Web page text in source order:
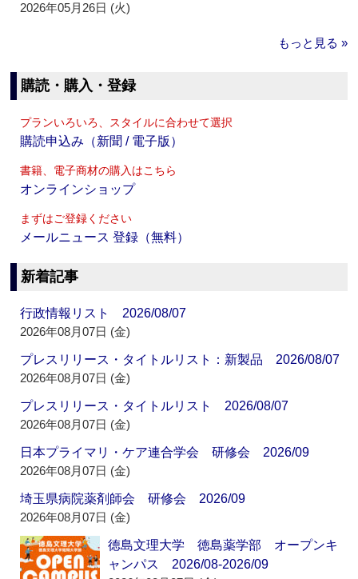
2026年05月26日 (火)
もっと見る »
購読・購入・登録
プランいろいろ、スタイルに合わせて選択
購読申込み（新聞 / 電子版）
書籍、電子商材の購入はこちら
オンラインショップ
まずはご登録ください
メールニュース 登録（無料）
新着記事
行政情報リスト 2026/08/07
2026年08月07日 (金)
プレスリリース・タイトルリスト：新製品 2026/08/07
2026年08月07日 (金)
プレスリリース・タイトルリスト 2026/08/07
2026年08月07日 (金)
日本プライマリ・ケア連合学会 研修会 2026/09
2026年08月07日 (金)
埼玉県病院薬剤師会 研修会 2026/09
2026年08月07日 (金)
徳島文理大学 徳島薬学部 オープンキ
ャンパス 2026/08-2026/09